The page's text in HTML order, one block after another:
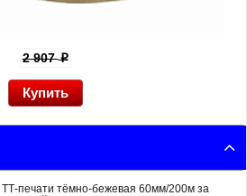
2 907p
печати тёмно-бежевая 60мм/200м за